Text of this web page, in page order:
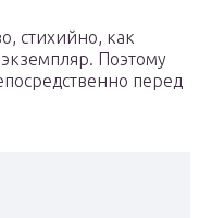
стихийно, как
Поэтому
перед